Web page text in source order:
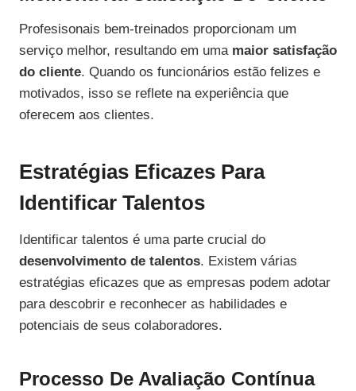
Profesisonais bem-treinados proporcionam um
serviço melhor, resultando em uma maior satisfação
do cliente. Quando os funcionários estão felizes e
motivados, isso se reflete na experiência que
oferecem aos clientes.
Estratégias Eficazes Para
Identificar Talentos
Identificar talentos é uma parte crucial do
desenvolvimento de talentos. Existem várias
estratégias eficazes que as empresas podem adotar
para descobrir e reconhecer as habilidades e
potenciais de seus colaboradores.
Processo De Avaliação Contínua